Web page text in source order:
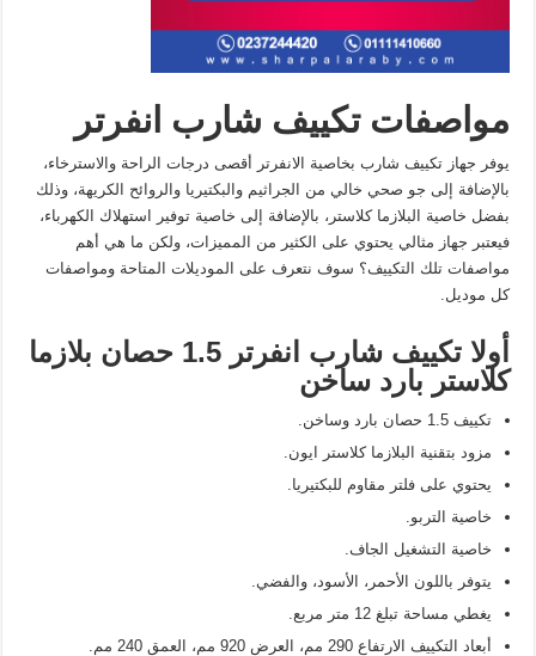
مواصفات تكييف شارب انفرتر
يوفر جهاز تكييف شارب بخاصية الانفرتر أقصى درجات الراحة والاسترخاء،
بالإضافة إلى جو صحي خالي من الجراثيم والبكتيريا والروائح الكريهة، وذلك
بفضل خاصية البلازما كلاستر، بالإضافة إلى خاصية توفير استهلاك الكهرباء،
فيعتبر جهاز مثالي يحتوي على الكثير من المميزات، ولكن ما هي أهم
مواصفات تلك التكييف؟ سوف نتعرف على الموديلات المتاحة ومواصفات
كل موديل.
أولا تكييف شارب انفرتر 1.5 حصان بلازما
كلاستر بارد ساخن
تكييف 1.5 حصان بارد وساخن.
مزود بتقنية البلازما كلاستر ايون.
يحتوي على فلتر مقاوم للبكتيريا.
خاصية التربو.
خاصية التشغيل الجاف.
يتوفر باللون الأحمر، الأسود، والفضي.
يغطي مساحة تبلغ 12 متر مربع.
أبعاد التكييف الارتفاع 290 مم، العرض 920 مم، العمق 240 مم.